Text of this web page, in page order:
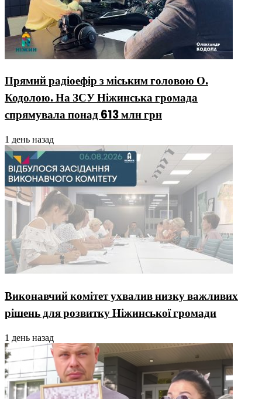
Прямий радіоефір з міським головою О.
Кодолою. На ЗСУ Ніжинська громада
спрямувала понад 613 млн грн
1 день назад
Виконавчий комітет ухвалив низку важливих
рішень для розвитку Ніжинської громади
1 день назад